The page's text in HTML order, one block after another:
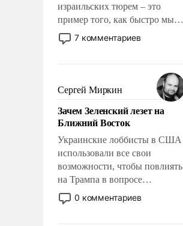
израильских тюрем – это
пример того, как быстро мы
двигаемся по пути
революционных изменений.
псевдонаучной фантастики,
стало всерьез обсуждаемой
идеей.
7 комментариев
Сергей Миркин
Зачем Зеленский лезет на
Ближний Восток
Украинские лоббисты в США
использовали все свои
возможности, чтобы повлиять
на Трампа в вопросе
предоставления вооружений
своим нанимателям. Вероятно,
0 комментариев